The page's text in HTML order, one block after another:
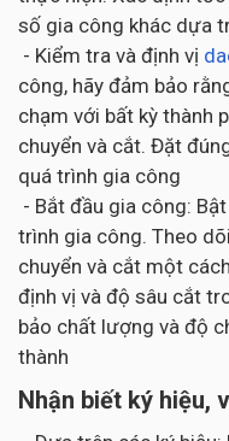
số gia công khác dựa
- Kiểm tra và định vị
công, hãy đảm bảo
chạm với bất kỳ thành
chuyển và cắt. Đặt
quá trình gia công
- Bắt đầu gia công:
trình gia công. Theo
chuyển và cắt một
định vị và độ sâu cắt
bảo chất lượng và độ
thành
Nhận biết ký hiệu,